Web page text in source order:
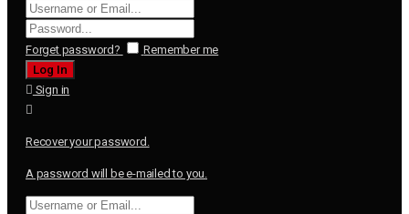
Forget password? Remember me
Sign in
Recover your password.
A password will be e-mailed to you.